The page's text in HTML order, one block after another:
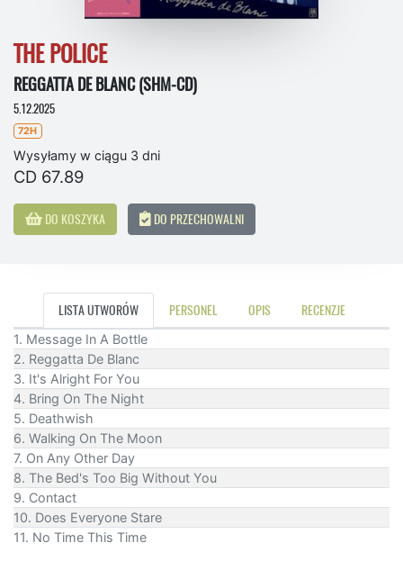
THE POLICE
REGGATTA DE BLANC (SHM-CD)
5.12.2025
72H
Wysyłamy w ciągu 3 dni
CD 67.89
DO KOSZYKA DO PRZECHOWALNI
LISTA UTWORÓW PERSONEL OPIS RECENZJE
1. Message In A Bottle
2. Reggatta De Blanc
3. It's Alright For You
4. Bring On The Night
5. Deathwish
6. Walking On The Moon
7. On Any Other Day
8. The Bed's Too Big Without You
9. Contact
10. Does Everyone Stare
11. No Time This Time